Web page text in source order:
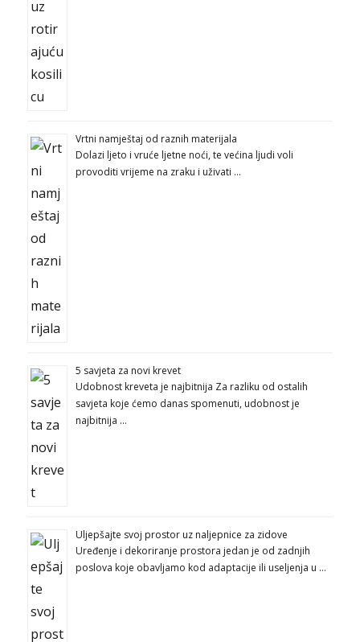
Vrtni namještaj od raznih materijala
Dolazi ljeto i vruće ljetne noći, te većina ljudi voli
provoditi vrijeme na zraku i uživati …
5 savjeta za novi krevet
Udobnost kreveta je najbitnija Za razliku od ostalih
savjeta koje ćemo danas spomenuti, udobnost je
najbitnija …
Uljepšajte svoj prostor uz naljepnice za zidove
Uređenje i dekoriranje prostora jedan je od zadnjih
poslova koje obavljamo kod adaptacije ili useljenja u …